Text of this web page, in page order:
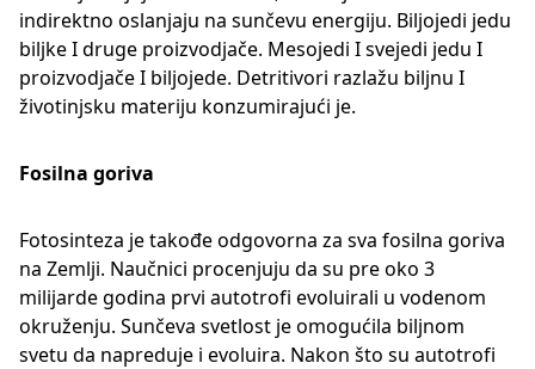
indirektno oslanjaju na sunčevu energiju. Biljojedi jedu
biljke I druge proizvodjače. Mesojedi I svejedi jedu I
proizvodjače I biljojede. Detritivori razlažu biljnu I
životinjsku materiju konzumirajući je.
Fosilna goriva
Fotosinteza je takođe odgovorna za sva fosilna goriva
na Zemlji. Naučnici procenjuju da su pre oko 3
milijarde godina prvi autotrofi evoluirali u vodenom
okruženju. Sunčeva svetlost je omogućila biljnom
svetu da napreduje i evoluira. Nakon što su autotrofi